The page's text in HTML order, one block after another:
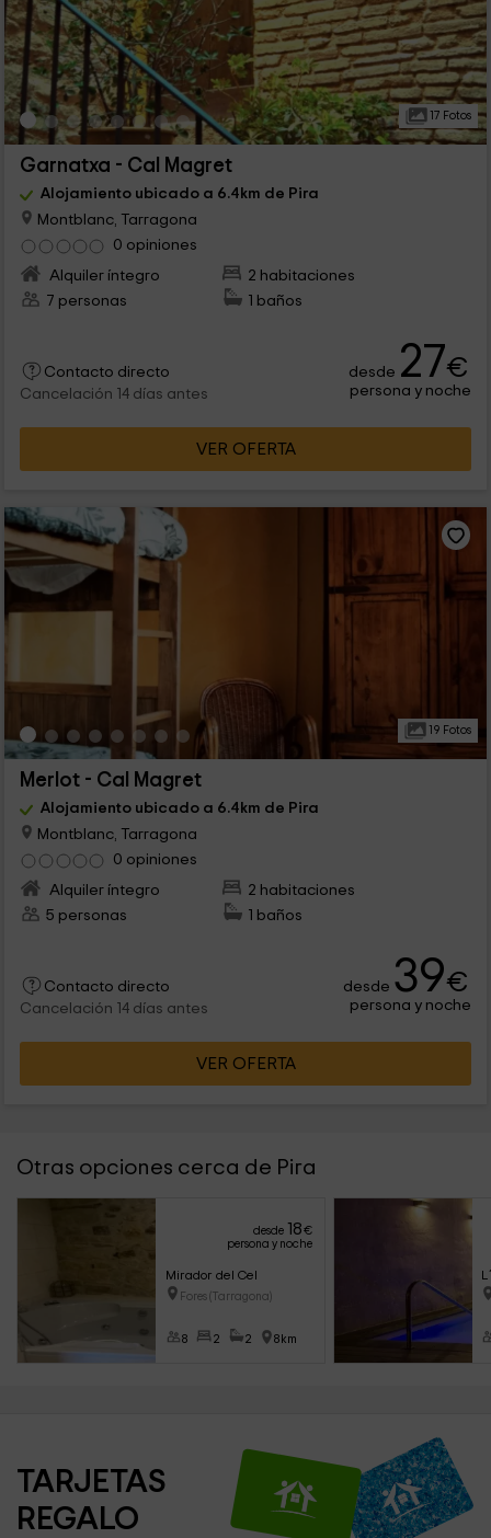
17 Fotos
Garnatxa - Cal Magret
Alojamiento ubicado a 6.4km de Pira
Montblanc, Tarragona
0 opiniones
Alquiler íntegro
2 habitaciones
7 personas
1 baños
Contacto directo
Cancelación 14 días antes
desde 27€
persona y noche
VER OFERTA
19 Fotos
Merlot - Cal Magret
Alojamiento ubicado a 6.4km de Pira
Montblanc, Tarragona
0 opiniones
Alquiler íntegro
2 habitaciones
5 personas
1 baños
Contacto directo
Cancelación 14 días antes
desde 39€
persona y noche
VER OFERTA
Otras opciones cerca de Pira
desde 18€
persona y noche
Mirador del Cel
Fores (Tarragona)
8 2 2 8km
TARJETAS
REGALO